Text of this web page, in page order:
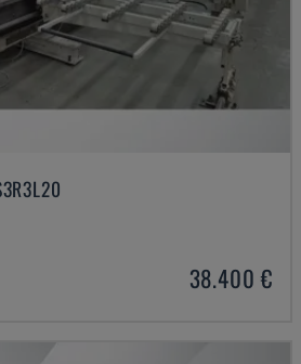
38.400 €